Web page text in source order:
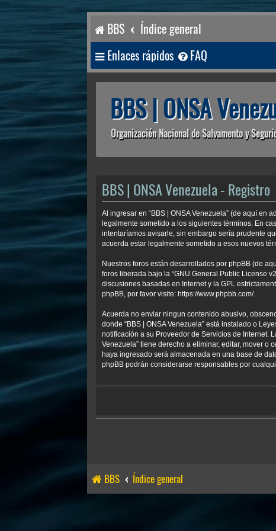
BBS Índice general
Enlaces rápidos FAQ
BBS | ONSA
Organización Nacional de Salvamento y
BBS | ONSA Venezuela - Registro
Al ingresar en “BBS | ONSA Venezuela” (de aquí en
legalmente sometido a los siguientes términos. En
intentaríamos avisarle, sin embargo sería prudente
acuerda estar legalmente sometido a esos nuevos
Nuestros foros están desarrollados por phpBB (de
foros liberada bajo la “GNU General Public License
discusiones basadas en Internet y la GPL
phpBB, por favor visite: https://www.phpbb.com/.
Acuerda no enviar ningun contenido abusivo,
donde “BBS | ONSA Venezuela” está instalado o
notificación a su Proveedor de Servicios de Internet.
Venezuela” tiene derecho a eliminar, editar, mover
haya ingresado será almacenada en una base de
phpBB podrán considerarse responsables por
BBS Índice general